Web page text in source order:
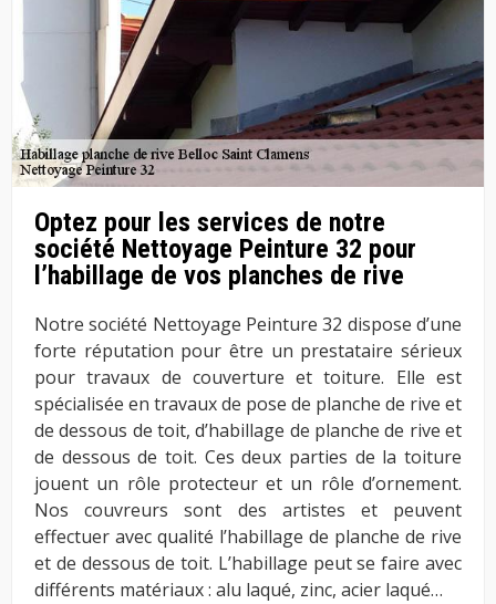
Optez pour les services de notre
société Nettoyage Peinture 32 pour
l’habillage de vos planches de rive
Notre société Nettoyage Peinture 32 dispose d’une
forte réputation pour être un prestataire sérieux
pour travaux de couverture et toiture. Elle est
spécialisée en travaux de pose de planche de rive et
de dessous de toit, d’habillage de planche de rive et
de dessous de toit. Ces deux parties de la toiture
jouent un rôle protecteur et un rôle d’ornement.
Nos couvreurs sont des artistes et peuvent
effectuer avec qualité l’habillage de planche de rive
et de dessous de toit. L’habillage peut se faire avec
différents matériaux : alu laqué, zinc, acier laqué…